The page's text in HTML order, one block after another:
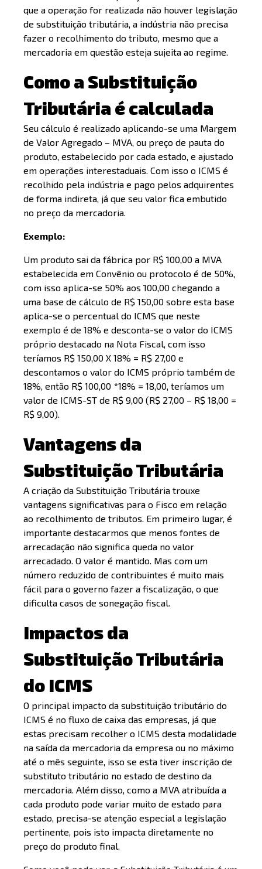
que a operação for realizada não houver legislação
de substituição tributária, a indústria não precisa
fazer o recolhimento do tributo, mesmo que a
mercadoria em questão esteja sujeita ao regime.
Como a Substituição
Tributária é calculada
Seu cálculo é realizado aplicando-se uma Margem
de Valor Agregado – MVA, ou preço de pauta do
produto, estabelecido por cada estado, e ajustado
em operações interestaduais. Com isso o ICMS é
recolhido pela indústria e pago pelos adquirentes
de forma indireta, já que seu valor fica embutido
no preço da mercadoria.
Exemplo:
Um produto sai da fábrica por R$ 100,00 a MVA
estabelecida em Convênio ou protocolo é de 50%,
com isso aplica-se 50% aos 100,00 chegando a
uma base de cálculo de R$ 150,00 sobre esta base
aplica-se o percentual do ICMS que neste
exemplo é de 18% e desconta-se o valor do ICMS
próprio destacado na Nota Fiscal, com isso
teríamos R$ 150,00 X 18% = R$ 27,00 e
descontamos o valor do ICMS próprio também de
18%, então R$ 100,00 *18% = 18,00, teríamos um
valor de ICMS-ST de R$ 9,00 (R$ 27,00 – R$ 18,00 =
R$ 9,00).
Vantagens da
Substituição Tributária
A criação da Substituição Tributária trouxe
vantagens significativas para o Fisco em relação
ao recolhimento de tributos. Em primeiro lugar, é
importante destacarmos que menos fontes de
arrecadação não significa queda no valor
arrecadado. O valor é mantido. Mas com um
número reduzido de contribuintes é muito mais
fácil para o governo fazer a fiscalização, o que
dificulta casos de sonegação fiscal.
Impactos da
Substituição Tributária
do ICMS
O principal impacto da substituição tributário do
ICMS é no fluxo de caixa das empresas, já que
estas precisam recolher o ICMS desta modalidade
na saída da mercadoria da empresa ou no máximo
até o mês seguinte, isso se esta tiver inscrição de
substituto tributário no estado de destino da
mercadoria. Além disso, como a MVA atribuída a
cada produto pode variar muito de estado para
estado, precisa-se atenção especial a legislação
pertinente, pois isto impacta diretamente no
preço do produto final.